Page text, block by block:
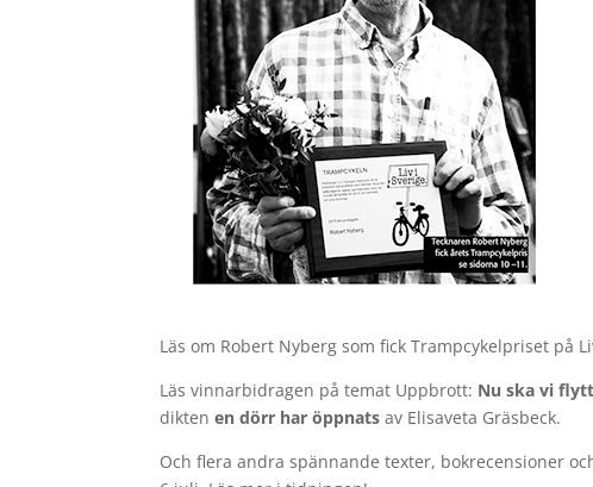
Läs om Robert Nyberg som fick Trampcykelpriset på
Läs vinnarbidragen på temat Uppbrott: Nu ska vi
diktenen dörr har öppnats av Elisaveta Gräsbeck.
Och flera andra spännande texter, bokrecensioner